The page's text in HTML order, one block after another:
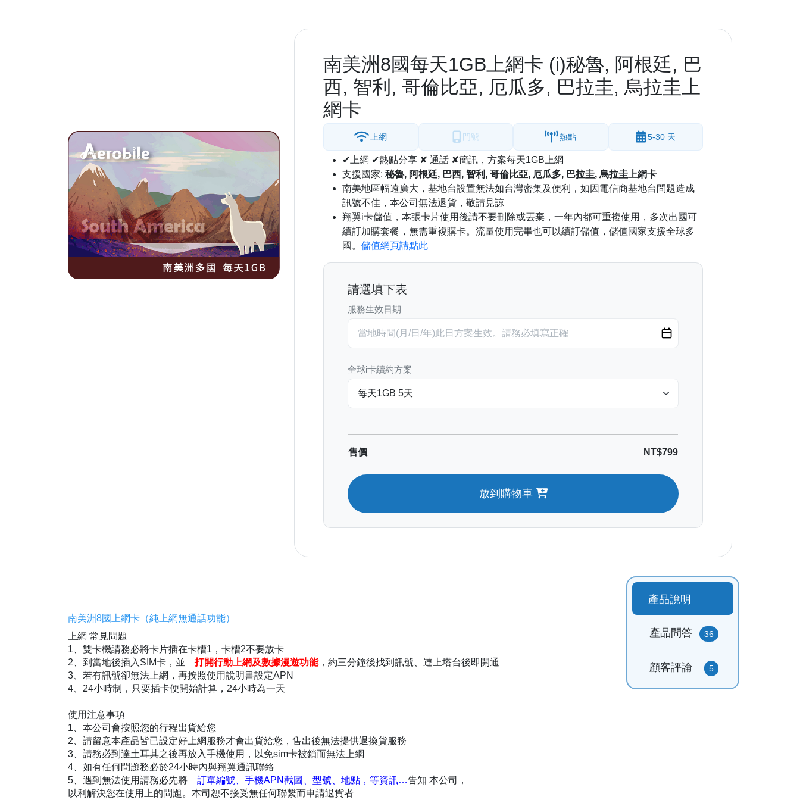
南美洲8國每天1GB上網卡 (i)秘魯, 阿根廷, 巴
西, 智利, 哥倫比亞, 厄瓜多, 巴拉圭, 烏拉圭上
網卡
上網 門號 熱點 5-30 天
✔上網 ✔熱點分享 ✘ 通話 ✘簡訊，方案每天1GB上網
支援國家: 秘魯, 阿根廷, 巴西, 智利, 哥倫比亞, 厄瓜多, 巴拉圭, 烏拉圭上網卡
南美地區幅遠廣大，基地台設置無法如台灣密集及便利，如因電信商基地台問題造成
訊號不佳，本公司無法退貨，敬請見諒
翔翼i卡儲值，本張卡片使用後請不要刪除或丟棄，一年內都可重複使用，多次出國可
續訂加購套餐，無需重複購卡。流量使用完畢也可以續訂儲值，儲值國家支援全球多
國。 儲值網頁請點此
請選填下表
服務生效日期
全球i卡續約方案
售價 NT$799
放到購物車
產品說明
產品問答 36
顧客評論 5
南美洲8國上網卡（純上網無通話功能）
上網 常見問題
1、雙卡機請務必將卡片插在卡槽1，卡槽2不要放卡
2、到當地後插入SIM卡，並
打開行動上網及數據漫遊功能，約三分鐘後找到訊號、連上塔台後即開通
3、若有訊號卻無法上網，再按照使用說明書設定APN
4、24小時制，只要插卡便開始計算，24小時為一天
使用注意事項
1、本公司會按照您的行程出貨給您
2、請留意本產品皆已設定好上網服務才會出貨給您，售出後無法提供退換貨服務
3、請務必到達土耳其之後再放入手機使用，以免sim卡被鎖而無法上網
4、如有任何問題務必於24小時內與翔翼通訊聯絡
5、遇到無法使用請務必先將
訂單編號、手機APN截圖、型號、地點，等資訊…告知 本公司，
以利解決您在使用上的問題。本司恕不接受無任何聯繫而申請退貨者